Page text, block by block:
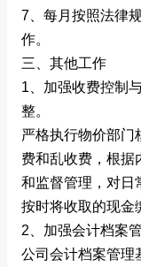
7、每月按照法律
作。
三、其他工作
1、加强收费控制
整。
严格执行物价部门
费和乱收费，根据
和监督管理，对日
按时将收取的现金
2、加强会计档案
公司会计档案管理